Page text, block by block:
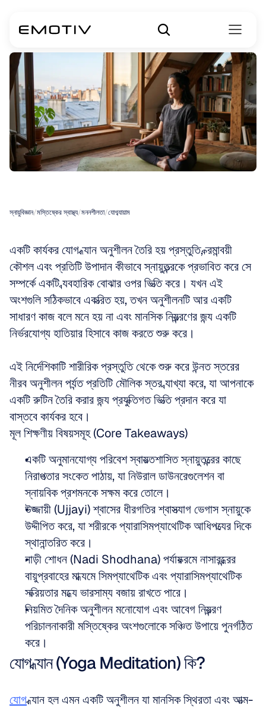
স্নায়ুবিজ্ঞান/মস্তিষ্কের স্বাস্থ্য/মননশীলতা/যোগব্যায়াম
একটি কার্যকর যোগ ধ্যান অনুশীলন তৈরি হয় প্রস্তুতি, ক্রমান্বয়ী
কৌশল এবং প্রতিটি উপাদান কীভাবে স্নায়ুতন্ত্রকে প্রভাবিত করে সে
সম্পর্কে একটি ব্যবহারিক বোঝার ওপর ভিত্তি করে। যখন এই
অংশগুলি সঠিকভাবে একত্রিত হয়, তখন অনুশীলনটি আর একটি
সাধারণ কাজ বলে মনে হয় না এবং মানসিক নিয়ন্ত্রণের জন্য একটি
নির্ভরযোগ্য হাতিয়ার হিসাবে কাজ করতে শুরু করে।
এই নির্দেশিকাটি শারীরিক প্রস্তুতি থেকে শুরু করে উন্নত স্তরের
নীরব অনুশীলন পর্যন্ত প্রতিটি মৌলিক স্তর ব্যাখ্যা করে, যা আপনাকে
একটি রুটিন তৈরি করার জন্য প্রযুক্তিগত ভিত্তি প্রদান করে যা
বাস্তবে কার্যকর হবে।
মূল শিক্ষণীয় বিষয়সমূহ (Core Takeaways)
একটি অনুমানযোগ্য পরিবেশ স্বায়ত্তশাসিত স্নায়ুতন্ত্রের কাছে
নিরাপত্তার সংকেত পাঠায়, যা নিউরাল ডাউনরেগুলেশন বা
স্নায়বিক প্রশমনকে সক্ষম করে তোলে।
উজ্জায়ী (Ujjayi) শ্বাসের ধীরগতির শ্বাসত্যাগ ভেগাস স্নায়ুকে
উদ্দীপিত করে, যা শরীরকে প্যারাসিমপ্যাথেটিক আধিপত্যের দিকে
স্থানান্তরিত করে।
নাড়ী শোধন (Nadi Shodhana) পর্যায়ক্রমে নাসারন্ধ্রের
বায়ুপ্রবাহের মাধ্যমে সিমপ্যাথেটিক এবং প্যারাসিমপ্যাথেটিক
সক্রিয়তার মধ্যে ভারসাম্য বজায় রাখতে পারে।
নিয়মিত দৈনিক অনুশীলন মনোযোগ এবং আবেগ নিয়ন্ত্রণ
পরিচালনাকারী মস্তিষ্কের অংশগুলোকে সঞ্চিত উপায়ে পুনর্গঠিত
করে।
যোগ ধ্যান (Yoga Meditation) কি?
যোগ ধ্যান হল এমন একটি অনুশীলন যা মানসিক স্থিরতা এবং আত্ম-